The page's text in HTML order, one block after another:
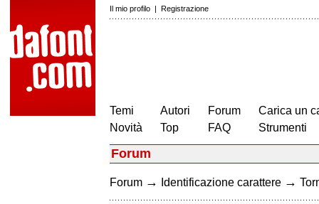
Il mio profilo | Registrazione
Temi
Novità
Autori
Top
Forum
FAQ
Carica un
Strumenti
Forum
Forum → Identificazione carattere →